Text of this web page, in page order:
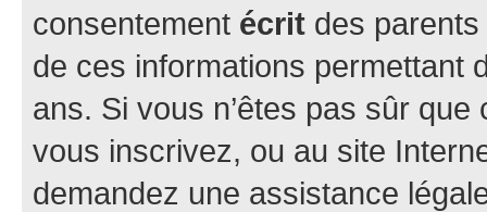
consentement écrit des parents
de ces informations permettant
ans. Si vous n’êtes pas sûr
vous inscrivez, ou au site
demandez une assistance